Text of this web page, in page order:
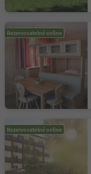
Rezervovatelné online
Rezervovatelné online